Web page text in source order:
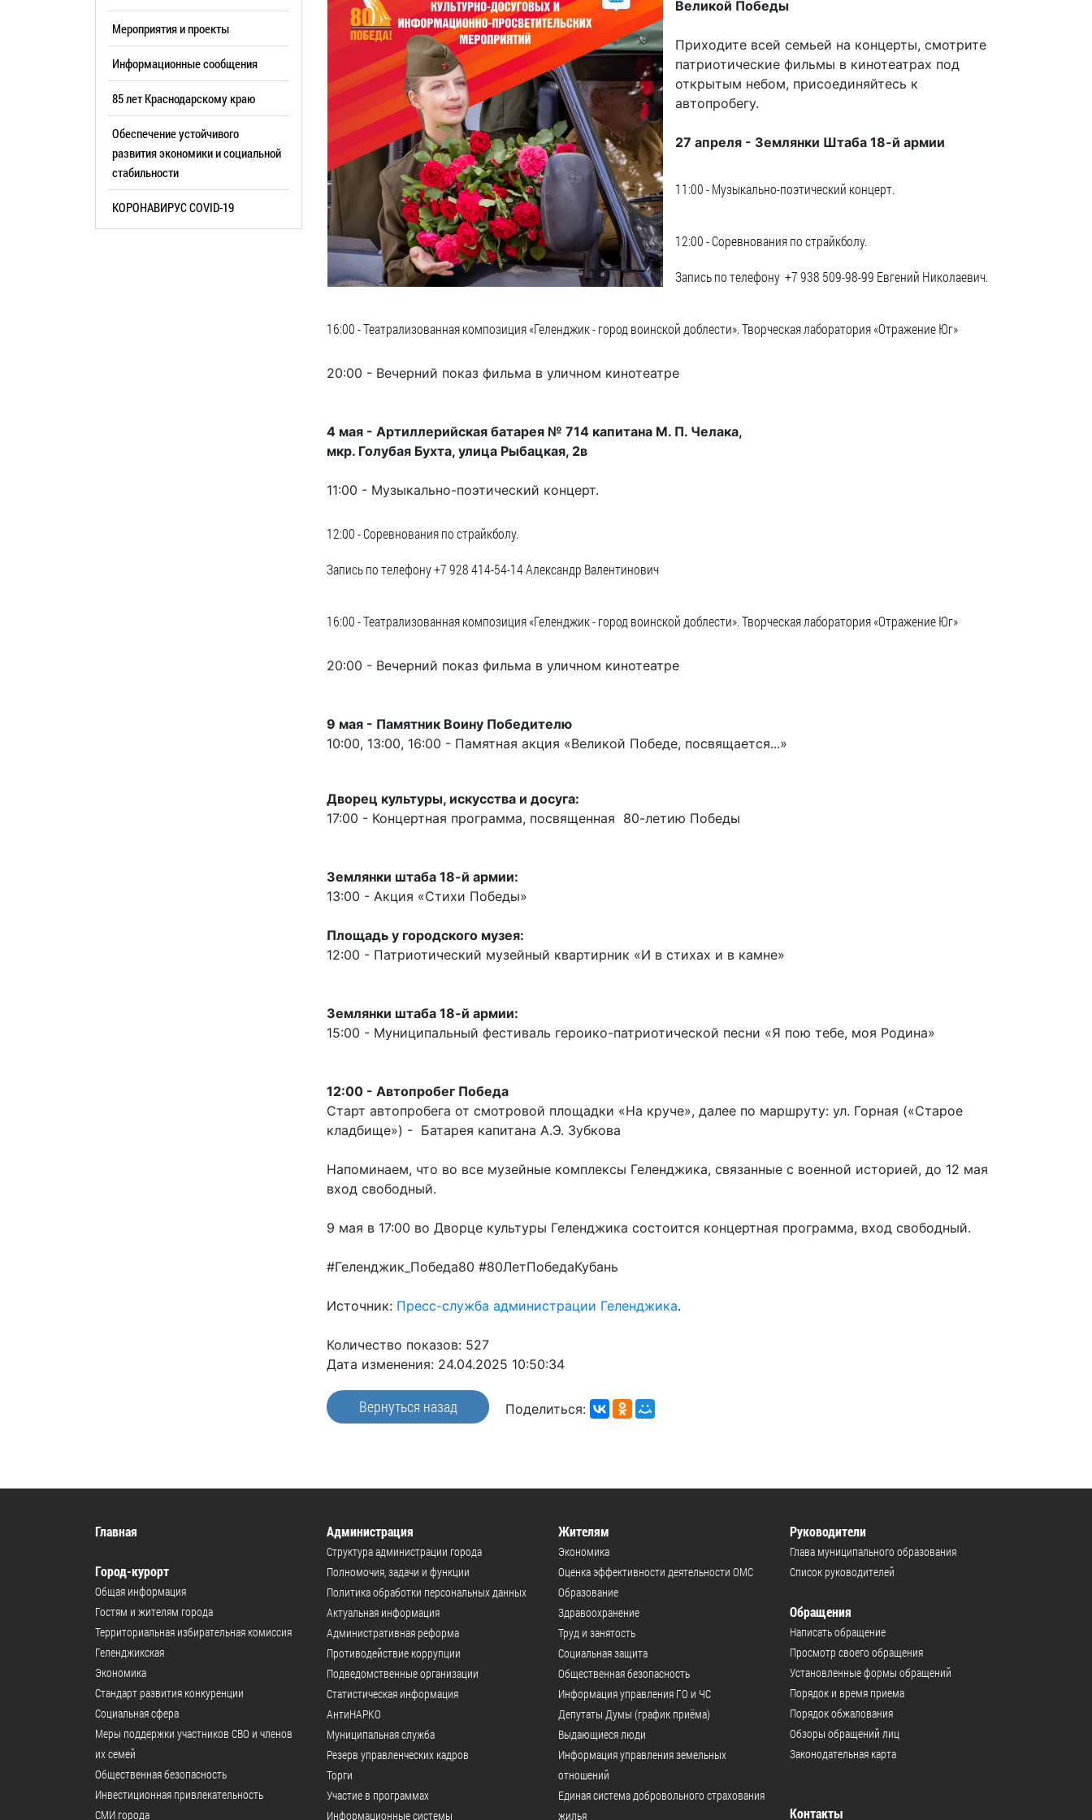
Стандарт развития конкуренции
Антимонопольный комплаенс
Общественная безопасность
Инициативное бюджетирование
Инвестиционная
Видеогалерея
Резерв управленческих кадров
Сведения о нестационарных
объектах (НТО), QR-коды
Имущественная поддержка
субъектов МСП
Участие в программах
Проектная деятельность
Информационные системы
Официальные визиты и рабочие
поездки
Профсоюзные организации
имуществе и обязательствах
имущественного характера
План работы и график сессий
ОБРАЩЕНИЯ
Написать обращение
Просмотр своего обращения
Установленные формы
обращений
Порядок и время приема
Порядок обжалования
Обзоры обращений лиц
Порядок оказания бесплатной
партнёрство
Региональный государственный
правообладателей ранее
недвижимости
КСП
деятельность
Контакты ТОС
Мероприятия и проекты
Информационные сообщения
85 лет Краснодарскому краю
Обеспечение устойчивого
развития экономики и социальной
стабильности
КОРОНАВИРУС COVID-19
Великой Победы
Приходите всей семьей на концерты, смотрите
патриотические фильмы в кинотеатрах под
открытым небом, присоединяйтесь к
автопробегу.
27 апреля - Землянки Штаба 18-й армии
11:00 - Музыкально-поэтический концерт.
12:00 - Соревнования по страйкболу.
Запись по телефону +7 938 509-98-99 Евгений Николаевич.
16:00 - Театрализованная композиция «Геленджик - город воинской доблести». Творческая лаборатория «Отражение Юг»
20:00 - Вечерний показ фильма в уличном кинотеатре
4 мая - Артиллерийская батарея № 714 капитана М. П. Челака,
мкр. Голубая Бухта, улица Рыбацкая, 2в
11:00 - Музыкально-поэтический концерт.
12:00 - Соревнования по страйкболу.
Запись по телефону +7 928 414-54-14 Александр Валентинович
16:00 - Театрализованная композиция «Геленджик - город воинской доблести». Творческая лаборатория «Отражение Юг»
20:00 - Вечерний показ фильма в уличном кинотеатре
9 мая - Памятник Воину Победителю
10:00, 13:00, 16:00 - Памятная акция «Великой Победе, посвящается...»
Дворец культуры, искусства и досуга:
17:00 - Концертная программа, посвященная 80-летию Победы
Землянки штаба 18-й армии:
13:00 - Акция «Стихи Победы»
Площадь у городского музея:
12:00 - Патриотический музейный квартирник «И в стихах и в камне»
Землянки штаба 18-й армии:
15:00 - Муниципальный фестиваль героико-патриотической песни «Я пою тебе, моя Родина»
12:00 - Автопробег Победа
Старт автопробега от смотровой площадки «На круче», далее по маршруту: ул. Горная («Старое
кладбище») - Батарея капитана А.Э. Зубкова
Напоминаем, что во все музейные комплексы Геленджика, связанные с военной историей, до 12 мая
вход свободный.
9 мая в 17:00 во Дворце культуры Геленджика состоится концертная программа, вход свободный.
#Геленджик_Победа80 #80ЛетПобедаКубань
Источник: Пресс-служба администрации Геленджика.
Количество показов: 527
Дата изменения: 24.04.2025 10:50:34
Вернуться назад Поделиться:
Главная
Город-курорт
Общая информация
Гостям и жителям города
Территориальная избирательная комиссия
Геленджикcкая
Экономика
Стандарт развития конкуренции
Социальная сфера
Меры поддержки участников СВО и членов
их семей
Общественная безопасность
Инвестиционная привлекательность
СМИ города
Администрация
Структура администрации города
Полномочия, задачи и функции
Политика обработки персональных данных
Актуальная информация
Административная реформа
Противодействие коррупции
Подведомственные организации
Статистическая информация
АнтиНАРКО
Муниципальная служба
Резерв управленческих кадров
Торги
Участие в программах
Информационные системы
Жителям
Экономика
Оценка эффективности деятельности ОМС
Образование
Здравоохранение
Труд и занятость
Социальная защита
Общественная безопасность
Информация управления ГО и ЧС
Депутаты Думы (график приёма)
Выдающиеся люди
Информация управления земельных
отношений
Единая система добровольного страхования
жилья
Руководители
Глава муниципального образования
Список руководителей
Обращения
Написать обращение
Просмотр своего обращения
Установленные формы обращений
Порядок и время приема
Порядок обжалования
Обзоры обращений лиц
Законодательная карта
Контакты